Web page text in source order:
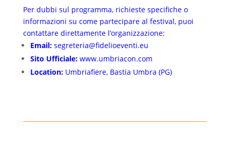
Per dubbi sul programma, richieste specifiche o
informazioni su come partecipare al festival, puoi
contattare direttamente l’organizzazione:
Email:segreteria@fidelioeventi.eu
Sito Ufficiale: www.umbriacon.com
Location:Umbriafiere, Bastia Umbra (PG)